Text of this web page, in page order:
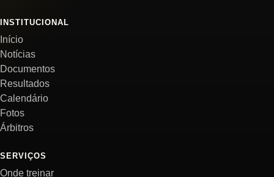
INSTITUCIONAL
Início
Notícias
Documentos
Resultados
Calendário
Fotos
Árbitros
SERVIÇOS
Onde treinar